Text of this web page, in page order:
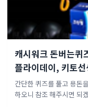
캐시워크 돈버는퀴
플라이데이, 키토
21일, 소휘 스테디
간단한 퀴즈를 풀고 용돈
하오니 참조 해주시면 되